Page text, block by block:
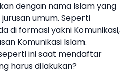
dengan nama Islam yang
umum. Seperti
di formasi yakni Komunikasi,
Komunikasi Islam.
ini saat mendaftar
harus dilakukan?